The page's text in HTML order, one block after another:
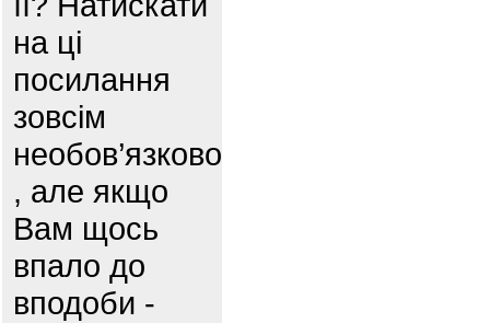
на ці
посилання
зовсім
необов’язково
, але якщо
Вам щось
впало до
вподоби -